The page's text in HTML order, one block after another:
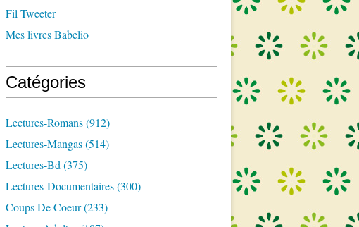
Fil Tweeter
Mes livres Babelio
Catégories
Lectures-Romans(912)
Lectures-Mangas(514)
Lectures-Bd (375)
Lectures-Documentaires(300)
Coups De Coeur(233)